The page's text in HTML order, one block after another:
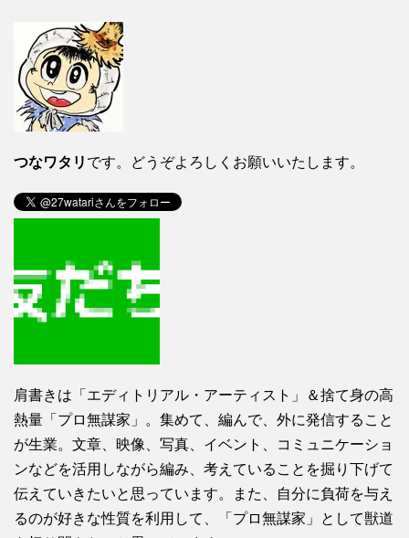
つなワタリ です。どうぞよろしくお願いいたします。
肩書きは「エディトリアル・アーティスト」＆捨て身の高
熱量「プロ無謀家」。集めて、編んで、外に発信すること
が生業。文章、映像、写真、イベント、コミュニケーショ
ンなどを活用しながら編み、考えていることを掘り下げて
伝えていきたいと思っています。また、自分に負荷を与え
るのが好きな性質を利用して、「プロ無謀家」として獣道